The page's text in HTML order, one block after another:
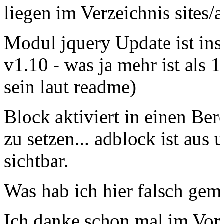
liegen im Verzeichnis
Modul jquery Update ist
v1.10 - was ja mehr ist als
sein laut readme)
Block aktiviert in einen
zu setzen... adblock ist
sichtbar.
Was hab ich hier falsch